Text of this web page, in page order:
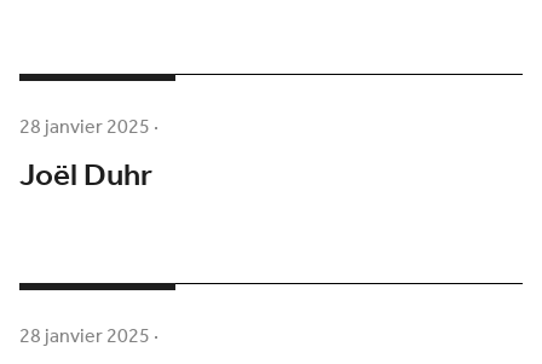
28 janvier 2025·
Joël Duhr
28 janvier 2025·